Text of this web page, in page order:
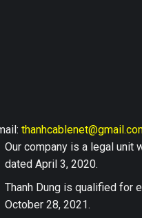
Our company is a legal unit
dated April 3, 2020.
Thanh Dung is qualified for
October 28, 2021.